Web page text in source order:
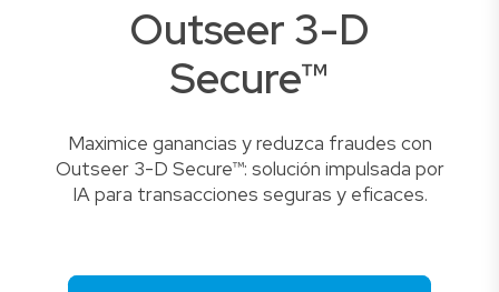
Outseer 3-D
Secure™
Maximice ganancias y reduzca fraudes con
Outseer 3-D Secure™: solución impulsada por
IA para transacciones seguras y eficaces.